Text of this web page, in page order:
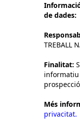
de dades:
TREBALL
Finalitat:
informatiu
Més
privacitat.